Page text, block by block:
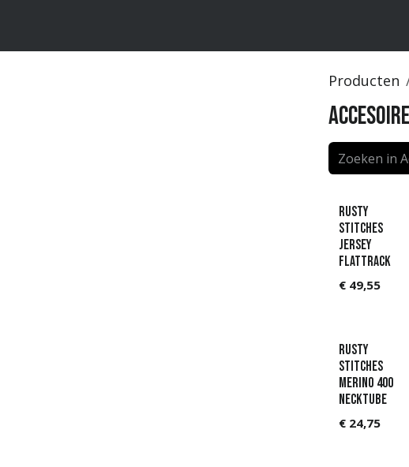
Producten
Rusty
Stitches
Jersey
Flattrack
€ 49,55
Rusty
Stitches
Merino 400
Necktube
€ 24,75